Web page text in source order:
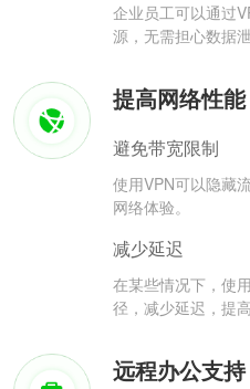
企业员工可以通过
源，无需担心数据泄
提高网络性能
避免带宽限制
使用VPN可以隐藏
网络体验。
减少延迟
在某些情况下，使
径，减少延迟，提高
远程办公支持